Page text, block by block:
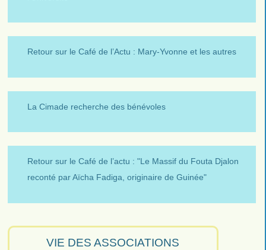
Retour sur le Café de l’Actu : Mary-Yvonne et les autres
La Cimade recherche des bénévoles
Retour sur le Café de l’actu : "Le Massif du Fouta Djalon
reconté par Aïcha Fadiga, originaire de Guinée"
VIE DES ASSOCIATIONS